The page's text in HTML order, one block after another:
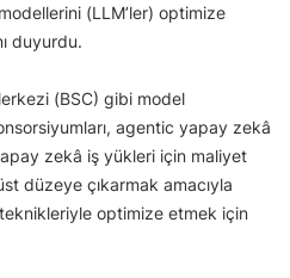
(LLM’ler) optimize
duyurdu.
(BSC) gibi model
agentic yapay zekâ
zekâ iş yükleri için maliyet
düzeye çıkarmak amacıyla
optimize etmek için